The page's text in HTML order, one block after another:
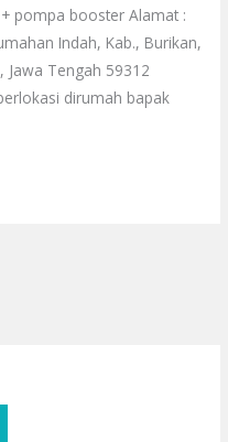
pompa booster Alamat :
Indah, Kab., Burikan,
Jawa Tengah 59312
dirumah bapak